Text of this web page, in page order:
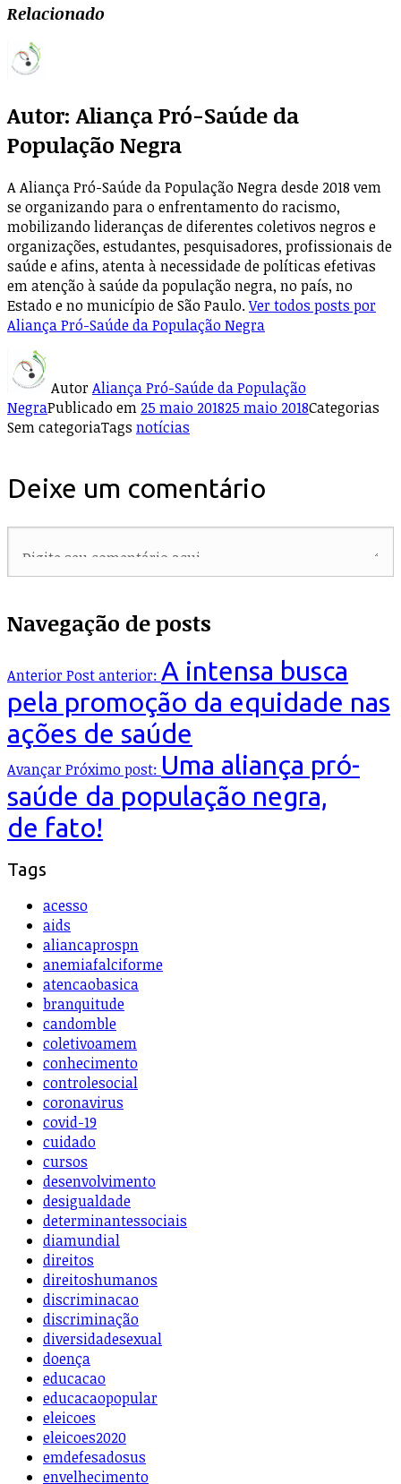
Relacionado
Autor: Aliança Pró-Saúde da
População Negra
A Aliança Pró-Saúde da População Negra desde 2018 vem
se organizando para o enfrentamento do racismo,
mobilizando lideranças de diferentes coletivos negros e
organizações, estudantes, pesquisadores, profissionais de
saúde e afins, atenta à necessidade de políticas efetivas
em atenção à saúde da população negra, no país, no
Estado e no município de São Paulo.Ver todos posts por
Aliança Pró-Saúde da População Negra
AutorAliança Pró-Saúde da População
NegraPublicado em 25 maio 201825 maio 2018Categorias
Sem categoriaTags notícias
Deixe um comentário
Navegação de posts
AnteriorPost anterior: A intensa busca
pela promoção da equidade nas
ações de saúde
AvançarPróximo post: Uma aliança pró-
saúde da população negra,
de fato!
Tags
acesso
aids
aliancaprospn
anemiafalciforme
atencaobasica
branquitude
candomble
coletivoamem
conhecimento
controlesocial
coronavirus
covid-19
cuidado
cursos
desenvolvimento
desigualdade
determinantessociais
diamundial
direitos
direitoshumanos
discriminacao
discriminação
diversidadesexual
doença
educacao
educacaopopular
eleicoes
eleicoes2020
emdefesadosus
envelhecimento